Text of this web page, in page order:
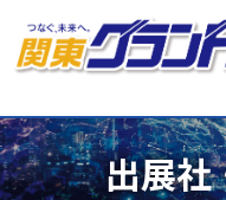
出展社